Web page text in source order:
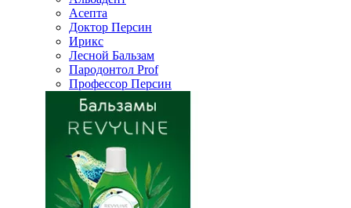
Асепта
Доктор Персин
Ирикс
Лесной Бальзам
Пародонтол Prof
Профессор Персин